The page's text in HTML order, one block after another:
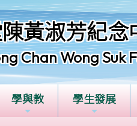
黃淑芳紀念
Chan Wong
學與教 學生發展